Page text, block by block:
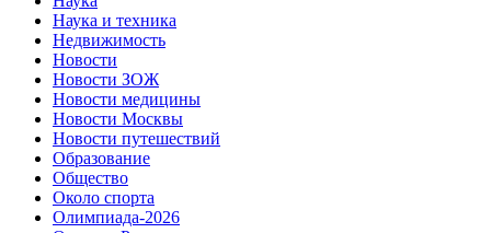
Наука и техника
Недвижимость
Новости
Новости ЗОЖ
Новости медицины
Новости Москвы
Новости путешествий
Образование
Общество
Около спорта
Олимпиада-2026